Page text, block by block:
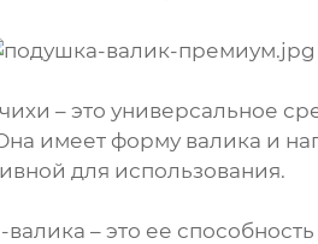
– это универсальное
имеет форму валика и
для использования.
– это ее